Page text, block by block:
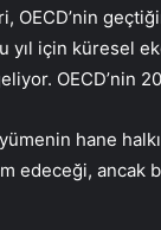
OECD’nin
yıl için küresel
geliyor.
hane
edeceği, ancak